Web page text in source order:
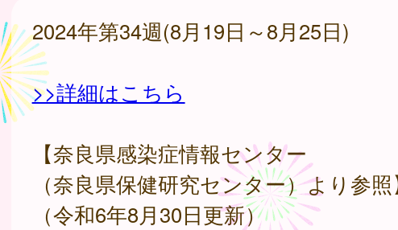
2024年第34週(8月19日～8月25日)
>>詳細はこちら
【奈良県感染症情報センター
（奈良県保健研究センター）より参照
（令和6年8月30日更新）